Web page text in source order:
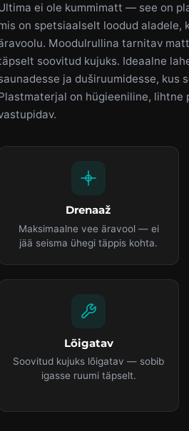
ei ole kummimatt — see on
on spetsiaalselt loodud aladele,
Moodulrullina tarnitav
soovitud kujuks. Ideaalne
ja duširuumidesse, kus
on hügieeniline, lihtne
Drenaaž
Maksimaalne vee äravool — ei
jää seisma ühegi täppis kohta.
Lõigatav
Soovitud kujuks lõigatav — sobib
igasse ruumi täpselt.